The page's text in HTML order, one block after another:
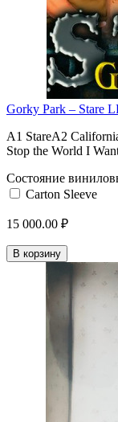
Gorky Park – Stare
A1 StareA2
Stop the World I
Состояние
Carton Sleeve
15 000.00 ₽
В корзину